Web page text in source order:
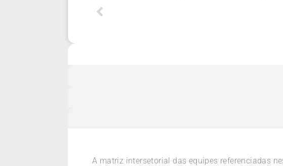
A matriz intersetorial das equipes referenciadas